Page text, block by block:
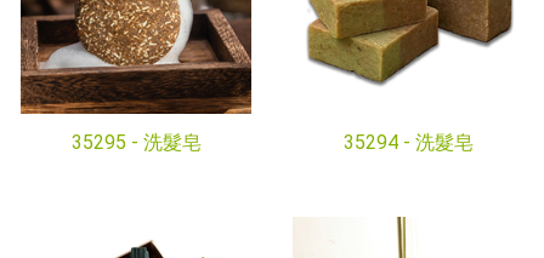
35295 - 洗髮皂 35294 - 洗髮皂